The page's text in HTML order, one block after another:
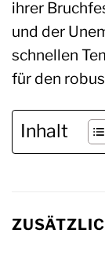
ihrer
und der
schnellen
für den
Inhalt